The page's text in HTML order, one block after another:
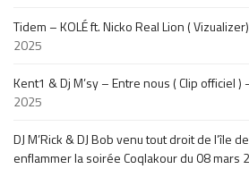
Tidem – KOLÉ ft. Nicko Real Lion (
2025
Kent1 & Dj M’sy – Entre nous ( Clip officiel
2025
DJ M’Rick & DJ Bob venu tout droit de l’île
enflammer la soirée Coqlakour du 08 mars